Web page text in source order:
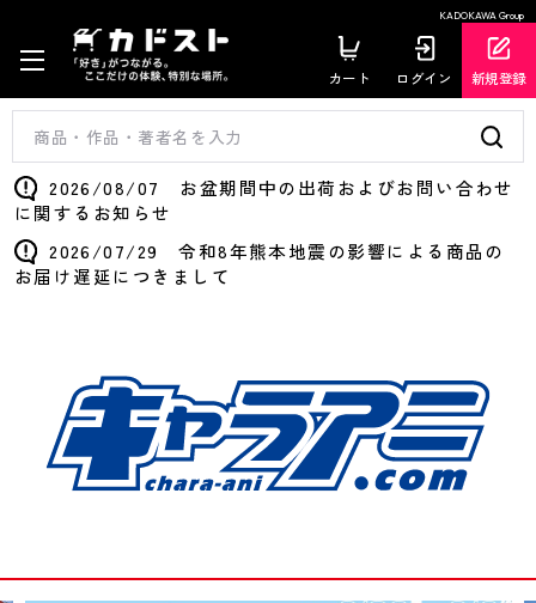
KADOKAWA Group
カート ログイン 新規登録
2026/08/07 お盆期間中の出荷およびお問い合わせ
に関するお知らせ
2026/07/29 令和8年熊本地震の影響による商品の
お届け遅延につきまして